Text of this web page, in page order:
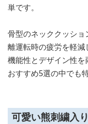
単です。
骨型のネッククッシ
離運転時の疲労を軽減
機能性とデザイン性
おすすめ5選の中でも
可愛い熊刺繍入